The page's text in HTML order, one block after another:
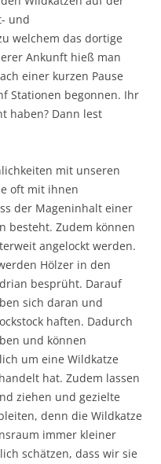
und
welchem das dortige
Ankunft hieß man
einer kurzen Pause
Stationen begonnen. Ihr
haben? Dann lest
mit unseren
oft mit ihnen
der Mageninhalt einer
besteht. Zudem können
angelockt werden.
Hölzer in den
besprüht. Darauf
sich daran und
haften. Dadurch
und können
um eine Wildkatze
hat. Zudem lassen
ziehen und gezielte
denn die Wildkatze
immer kleiner
schätzen, dass wir sie